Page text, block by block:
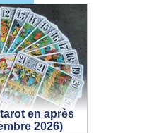
en après
2026)